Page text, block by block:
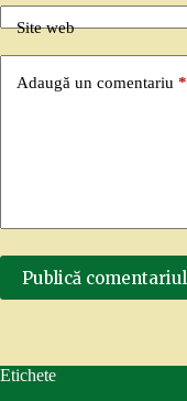
Site web
Adaugă un comentariu *
Publică comentariul
Etichete